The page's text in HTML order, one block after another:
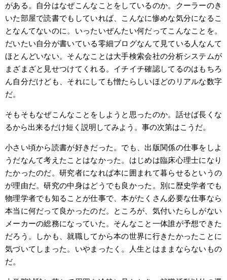
がある。自分はなぜこんなことをしているのか。クーラーのき
いた部屋で読書でもしていれば、こんなに惨めな気分になるこ
となんてないのに。いったいぜんたい何だってこんなことを。
だいたい自分が書いている零細ブログなんて見ている人なんて
ほとんどいない。そんなことは大手検索会社の分析システムが
まざまざと見せつけてくれる。イチイチ確認してるのはもちろ
ん自分だけども、それにしても憎たらしいほどのリアルな数字
だ。
そもそもなぜこんなことをしようと思ったのか。話せば長くな
るから出来るだけ短く説明してみよう。事の次第はこうだ。
小さい頃から読書が好きだった。でも、出版関係の仕事をしよ
うだなんて考えたことはなかった。はじめは臨床心理士になり
たかったのだ。研究者になれば本に囲まれて暮らせるというの
が理由だ。研究の中身はどうでも良かった。別に歴史学者でも
物理学者でも知ることが仕事で、本がたくさん必要な仕事なら
本当に何だって良かったのだ。ところが、気付いたらしがない
メーカーの総務になっていた。そんなこと一体誰が予想できた
だろう。しかも、就職してから本の世界に行きたかったことに
気づいてしまった。いやまったく。人生とはままならないもの
だ。